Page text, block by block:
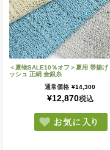
＜夏物SALE10％オフ＞夏用 帯揚げ
ッシュ 正絹 金銀糸
通常価格 ¥14,300
¥12,870税込